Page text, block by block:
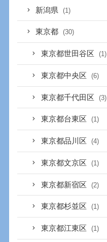
新潟県 (1)
東京都 (30)
東京都世田谷区 (1)
東京都中央区 (6)
東京都千代田区 (3)
東京都台東区 (1)
東京都品川区 (4)
東京都文京区 (1)
東京都新宿区 (2)
東京都杉並区 (1)
東京都江東区 (1)